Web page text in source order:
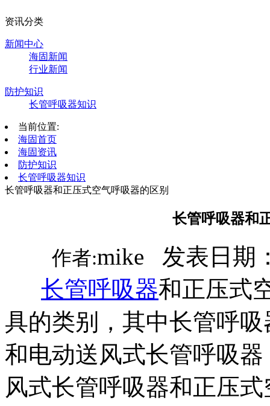
资讯分类
新闻中心
海固新闻
行业新闻
防护知识
长管呼吸器知识
当前位置:
海固首页
海固资讯
防护知识
长管呼吸器知识
长管呼吸器和正压式空气呼吸器的区别
长管呼吸器和
作者:mike 发表日期
长管呼吸器和正压式
具的类别，其中长管呼
和电动送风式长管呼吸
风式长管呼吸器和正压